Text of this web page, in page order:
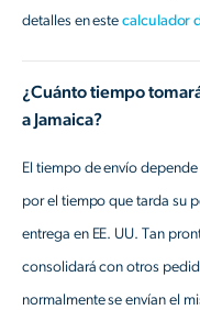
detalles en estecalculador
¿Cuánto tiempo
a Jamaica?
El tiempo de envío
por el tiempo que tarda su
entrega en EE. UU. Tan
consolidará con otros
normalmente se envían el